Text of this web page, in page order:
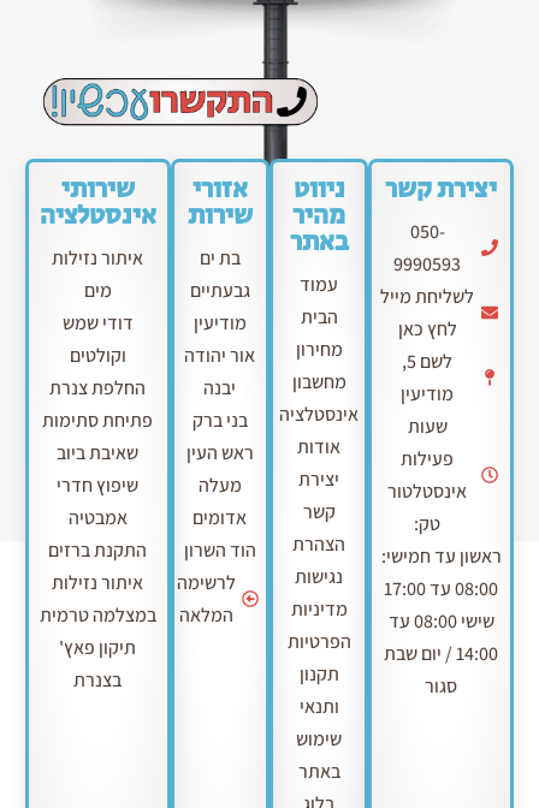
ניווט
מהיר
באתר
עמוד
הבית
מחירון
מחשבון
אינסטלציה
אודות
יצירת
קשר
הצהרת
נגישות
מדיניות
הפרטיות
תקנון
ותנאי
שימוש
באתר
יצירת קשר
050-
9990593
לשליחת מייל
לחץ כאן
לשם 5,
מודיעין
שעות
פעילות
אינסטלטור
טק:
ראשון עד חמישי:
08:00 עד 17:00
שישי 08:00 עד
14:00 / יום שבת
סגור
אזורי
שירות
בת ים
גבעתיים
מודיעין
אור יהודה
יבנה
בני ברק
ראש העין
מעלה
אדומים
הוד השרון
לרשימה
המלאה
שירותי
אינסטלציה
איתור נזילות
מים
דודי שמש
וקולטים
החלפת צנרת
פתיחת סתימות
שאיבת ביוב
שיפוץ חדרי
אמבטיה
התקנת ברזים
איתור נזילות
במצלמה טרמית
תיקון פאץ'
בצנרת